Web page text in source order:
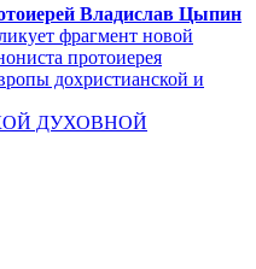
Владислав Цыпин
фрагмент новой
протоиерея
дохристианской и
ДУХОВНОЙ